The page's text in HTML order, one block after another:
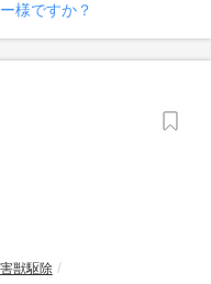
様ですか？
獣駆除